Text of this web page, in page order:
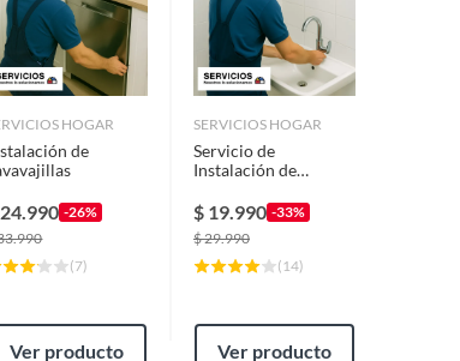
HOGAR
de
24.990 -26%
(7)
Ver producto
SERVICIOS HOGAR
Servicio de
Instalación de
$ 19.990 -33%
$29.990
( 14)
Ver producto